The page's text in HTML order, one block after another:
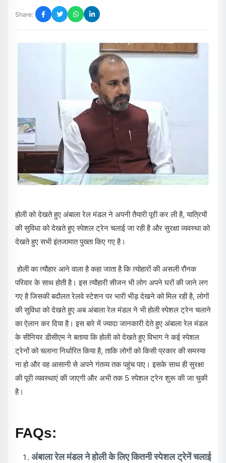
Share:
होली को देखते हुए अंबाला रेल मंडल ने अपनी तैयारी पूरी कर ली है, यात्रियों
की सुविधा को देखते हुए स्पेशल ट्रेन चलाई जा रही है और सुरक्षा व्यवस्था को
देखते हुए सभी इंतजामात पुख्ता किए गए है।
होली का त्यौहार आने वाला है कहा जाता है कि त्योहारों की असली रौनक
परिवार के साथ होती है। इस त्यौहारी सीजन भी लोग अपने घरों की जाने लग
गए है जिसकी बदौलत रेलवे स्टेशन पर भारी भीड़ देखने को मिल रही है, लोगों
की सुविधा को देखते हुए अब अंबाला रेल मंडल ने भी होली स्पेशल ट्रेन चलाने
का ऐलान कर दिया है। इस बारे में ज्यादा जानकारी देते हुए अंबाला रेल मंडल
के सीनियर डीसीएम ने बताया कि होली को देखते हुए विभाग ने कई स्पेशल
ट्रेनों को चलाना निर्धारित किया है, ताकि लोगों को किसी प्रकार की समस्या
ना हो और वह आसानी से अपने गंतव्य तक पहुंच पाए। इसके साथ ही सुरक्षा
की पूरी व्यवस्थाएं की जाएगी और अभी तक 5 स्पेशल ट्रेन शुरू की जा चुकी
है।
FAQs:
अंबाला रेल मंडल ने होली के लिए कितनी स्पेशल ट्रेनें चलाई